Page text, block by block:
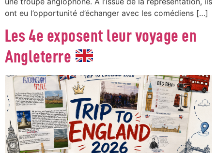
ont eu l’opportunité d’échanger avec les comédiens […]
Les 4e exposent leur voyage en
Angleterre